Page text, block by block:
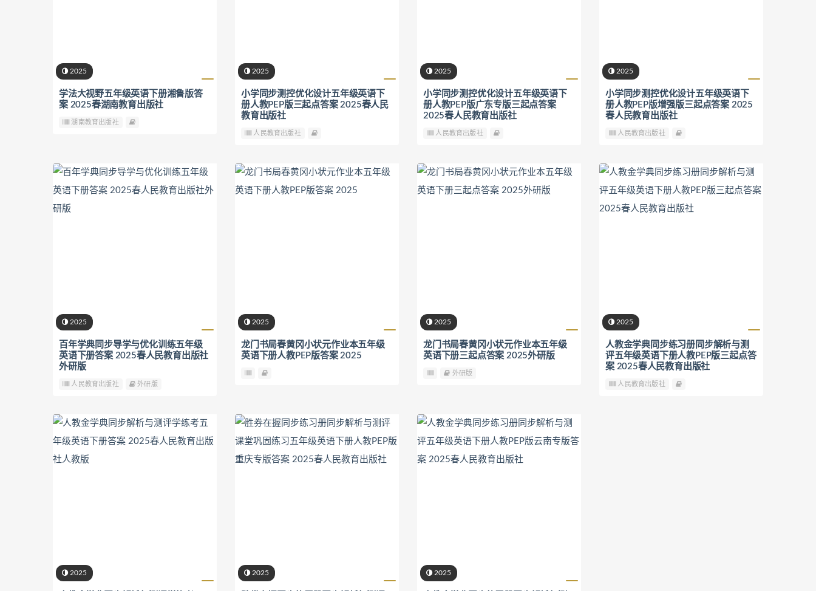
2025
学法大视野五年级英语下册湘鲁版答
案 2025春湖南教育出版社
湖南教育出版社
2025
小学同步测控优化设计五年级英语下
册人教PEP版三起点答案 2025春人民
教育出版社
人民教育出版社
2025
小学同步测控优化设计五年级英语下
册人教PEP版广东专版三起点答案
2025春人民教育出版社
人民教育出版社
2025
小学同步测控优化设计五年级英语下
册人教PEP版增强版三起点答案 2025
春人民教育出版社
人民教育出版社
2025
百年学典同步导学与优化训练五年级
英语下册答案 2025春人民教育出版社
外研版
人民教育出版社 外研版
2025
龙门书局春黄冈小状元作业本五年级
英语下册人教PEP版答案 2025
2025
龙门书局春黄冈小状元作业本五年级
英语下册三起点答案 2025外研版
外研版
2025
人教金学典同步练习册同步解析与测
评五年级英语下册人教PEP版三起点答
案 2025春人民教育出版社
人民教育出版社
2025 2025 2025